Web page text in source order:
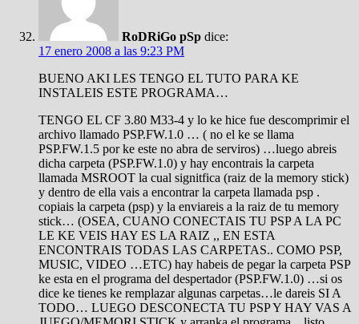
RoDRiGo pSp dice:
17 enero 2008 a las 9:23 PM
BUENO AKI LES TENGO EL TUTO PARA KE
INSTALEIS ESTE PROGRAMA…
TENGO EL CF 3.80 M33-4 y lo ke hice fue descomprimir el
archivo llamado PSP.FW.1.0 … ( no el ke se llama
PSP.FW.1.5 por ke este no abra de serviros) …luego abreis
dicha carpeta (PSP.FW.1.0) y hay encontrais la carpeta
llamada MSROOT la cual signitfica (raiz de la memory stick)
y dentro de ella vais a encontrar la carpeta llamada psp .
copiais la carpeta (psp) y la enviareis a la raiz de tu memory
stick… (OSEA, CUANO CONECTAIS TU PSP A LA PC
LE KE VEIS HAY ES LA RAIZ ,, EN ESTA
ENCONTRAIS TODAS LAS CARPETAS.. COMO PSP,
MUSIC, VIDEO …ETC) hay habeis de pegar la carpeta PSP
ke esta en el programa del despertador (PSP.FW.1.0) …si os
dice ke tienes ke remplazar algunas carpetas…le dareis SI A
TODO… LUEGO DESCONECTA TU PSP Y HAY VAS A